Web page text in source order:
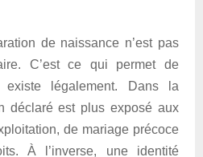
de naissance n’est pas
C’est ce qui permet de
existe légalement. Dans la
déclaré est plus exposé aux
de mariage précoce
À l’inverse, une identité